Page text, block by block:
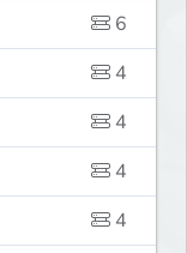
6
4
4
4
4